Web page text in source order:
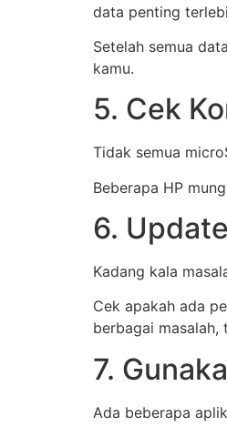
data penting
Setelah semua
kamu.
5. Cek
Tidak semua
Beberapa HP
6.
Kadang kala
Cek apakah ada
berbagai
7.
Ada beberapa